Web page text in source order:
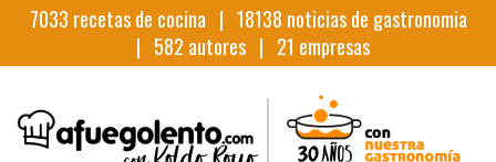
7033 recetas de cocina | 18138 noticias de gastronomia
| 582 autores | 21 empresas